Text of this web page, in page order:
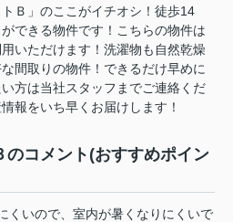
Ｂ」のここがイチオシ！徒歩14
できる物件です！こちらの物件は
いただけます！洗濯物も自然乾燥
間取りの物件！できるだけ早めに
方は当社スタッフまでご連絡くだ
報をいち早くお届けします！
コメント(おすすめポイン
くいので、室内が暑くなりにくいで